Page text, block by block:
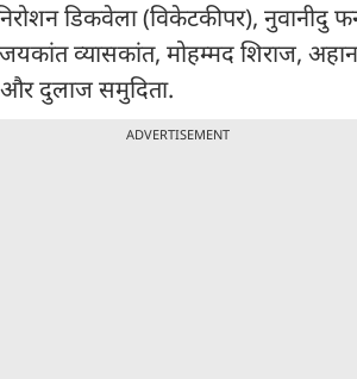
डिकवेला (विकेटकीपर), नुवानीदु
व्यासकांत, मोहम्मद शिराज,
दुलाज समुदिता.
ADVERTISEMENT